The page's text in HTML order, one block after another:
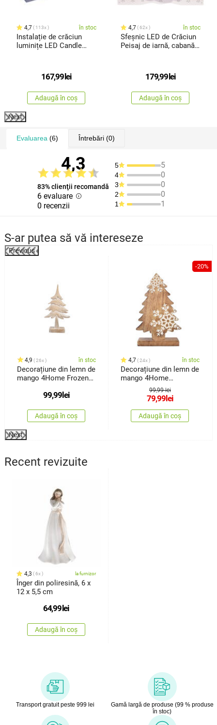
4,7 113x în stoc
Instalație de crăciun
luminițe LED Candle
167,99 lei
Adaugă în coș
4,7 62x în stoc
Sfeșnic LED de Crăciun
Peisaj de iarnă, cabană
179,99 lei
Adaugă în coș
Next
Evaluarea (6) Întrebări(0)
4,3
83% clienţii recomandă
6 evaluare
0 recenzii
5 5
4 0
3 0
2 0
1 1
S-ar putea să vă intereseze
Previous
4,9 26x în stoc
Decorațiune din lemn de
mango 4Home Frozen
99,99lei
Adaugă în coș
-20%
4,7 24x în stoc
Decorațiune din lemn de
mango 4Home
Snowflake Tree, 33 cm
99,99 lei
79,99lei
Adaugă în coș
Next
Recent revizuite
4,3 6x la furnizor
Înger din poliresină, 6 x
12 x 5,5 cm
64,99 lei
Adaugă în coș
Transport gratuit peste 999 lei
Gamă largă de produse (99 % produse
în stoc)